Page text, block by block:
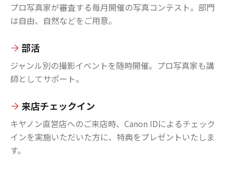
プロ写真家が審査する毎月開催の写真コンテスト。部門
は自由、自然などをご用意。
部活
ジャンル別の撮影イベントを随時開催。プロ写真家も講
師としてサポート。
来店チェックイン
キヤノン直営店へのご来店時、Canon IDによるチェック
インを実施いただいた方に、特典をプレゼントいたしま
す。